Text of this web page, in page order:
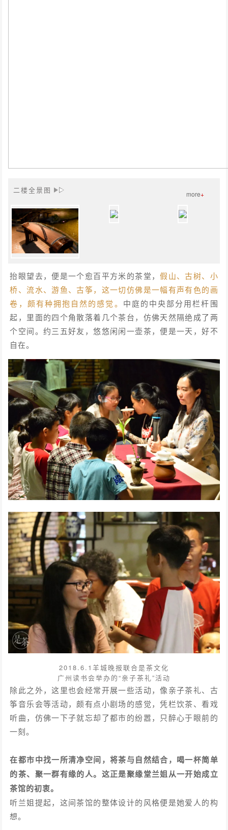
二楼全景图 more+
抬眼望去，便是一个愈百平方米的茶堂，假山、古树、小
桥、流水、游鱼、古筝，这一切仿佛是一幅有声有色的画
卷，颇有种拥抱自然的感觉。 中庭的中央部分用栏杆围
起，里面的四个角散落着几个茶台，仿佛天然隔绝成了两
个空间。约三五好友，悠悠闲闲一壶茶，便是一天，好不
自在。
2018.6.1羊城晚报联合是茶文化
广州读书会举办的“亲子茶礼”活动
除此之外，这里也会经常开展一些活动，像亲子茶礼、古
筝音乐会等活动，颇有点小剧场的感觉，凭栏饮茶、看戏
听曲，仿佛一下子就忘却了都市的纷嚣，只醉心于眼前的
一刻。
在都市中找一所清净空间，将茶与自然结合，喝一杯简单
的茶、聚一群有缘的人。这正是聚缘堂兰姐从一开始成立
茶馆的初衷。
听兰姐提起，这间茶馆的整体设计的风格便是她爱人的构
想。